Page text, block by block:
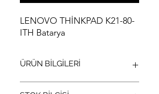
LENOVO THİNKPAD K21-80-
ITH Batarya
ÜRÜN BİLGİLERİ